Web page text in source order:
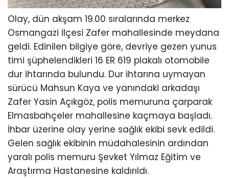
Olay, dün akşam 19.00 sıralarında merkez
Osmangazi İlçesi Zafer mahallesinde meydana
geldi. Edinilen bilgiye göre, devriye gezen yunus
timi şüphelendikleri 16 ER 619 plakalı otomobile
dur ihtarında bulundu. Dur ihtarına uymayan
sürücü Mahsun Kaya ve yanındaki arkadaşı
Zafer Yasin Açıkgöz, polis memuruna çarparak
Elmasbahçeler mahallesine kaçmaya başladı.
İhbar üzerine olay yerine sağlık ekibi sevk edildi.
Gelen sağlık ekibinin müdahalesinin ardından
yaralı polis memuru Şevket Yılmaz Eğitim ve
Araştırma Hastanesine kaldırıldı.